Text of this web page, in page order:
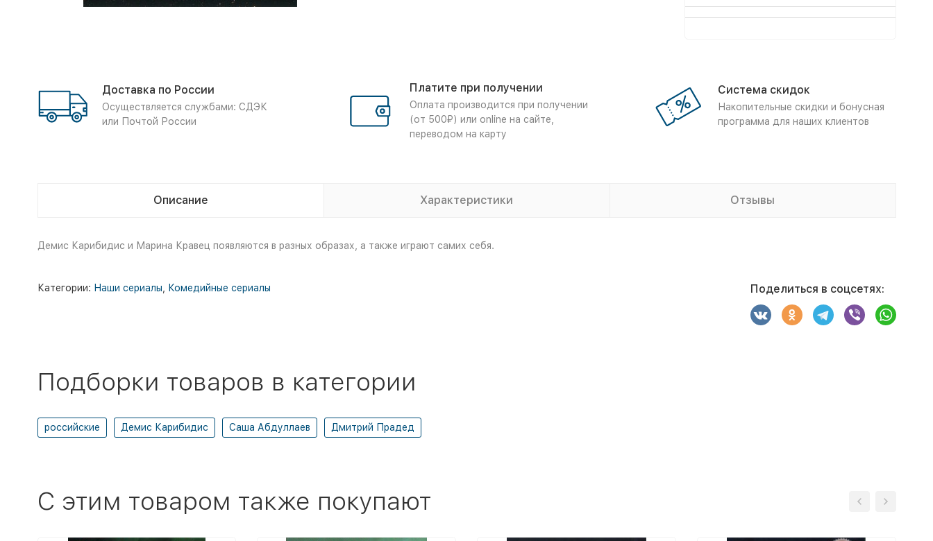
Доставка по России
Осуществляется службами: СДЭК
или Почтой России
Платите при получении
Оплата производится при получении
(от 500₽) или online на сайте,
переводом на карту
Система скидок
Накопительные скидки и бонусная
программа для наших клиентов
Описание Характеристики Отзывы
Демис Карибидис и Марина Кравец появляются в разных образах, а также играют самих себя.
Категории: Наши сериалы Комедийные сериалы Поделиться в соцсетях:
Подборки товаров в категории
российские Демис Карибидис Саша Абдуллаев Дмитрий Прадед
C этим товаром также покупают